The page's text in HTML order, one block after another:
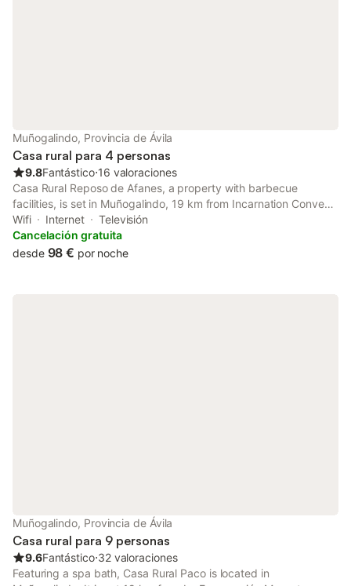
Muñogalindo, Provincia de Ávila
Casa rural para 4 personas
9.8Fantástico⋅16 valoraciones
Casa Rural Reposo de Afanes, a property with barbecue
facilities, is set in Muñogalindo, 19 km from Incarnation Convent,
19 km from Torreón de los Guzmanes, as well as 19 km from
Avila Provincial Council.
Wifi Internet
Televisión
Cancelación gratuita
desde 98 € por noche
Muñogalindo, Provincia de Ávila
Casa rural para 9 personas
9.6Fantástico⋅32 valoraciones
Featuring a spa bath, Casa Rural Paco is located in